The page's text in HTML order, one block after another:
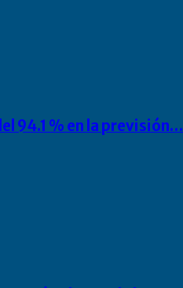
94.1 % en la previsión…